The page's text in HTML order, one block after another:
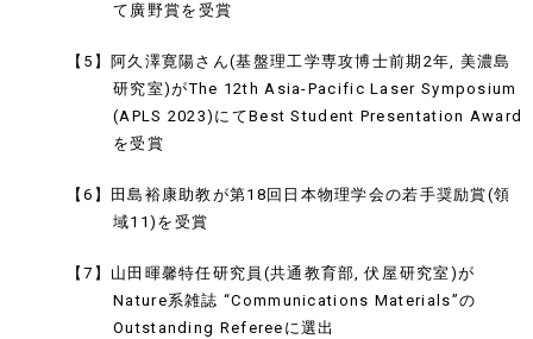
て廣野賞を受賞
【5】阿久澤寛陽さん(基盤理工学専攻博士前期2年, 美濃島
研究室)がThe 12th Asia-Pacific Laser Symposium
(APLS 2023)にてBest Student Presentation Award
を受賞
【6】田島裕康助教が第18回日本物理学会の若手奨励賞(領
域11)を受賞
【7】山田暉馨特任研究員(共通教育部, 伏屋研究室)が
Nature系雑誌 “Communications Materials”の
Outstanding Refereeに選出